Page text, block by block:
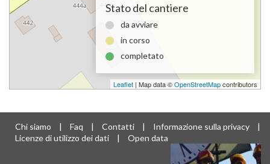
Stato del cantiere
da avviare
in corso
completato
Leaflet | Map data ©OpenStreetMapcontributors
Chi siamo | Faq | Contatti | Informazione sulla privacy
|
Licenze di utilizzo dei dati
| Open data